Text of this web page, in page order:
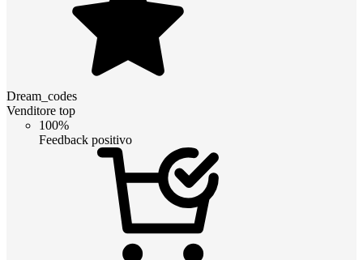
Dream_codes
Venditore top
100%
Feedback positivo